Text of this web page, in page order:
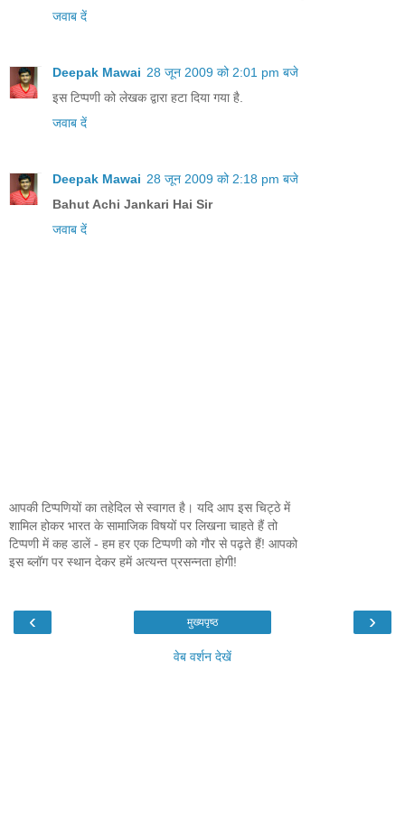
जवाब दें
Deepak Mawai 28 जून 2009 को 2:01 pm बजे
इस टिप्पणी को लेखक द्वारा हटा दिया गया है.
जवाब दें
Deepak Mawai 28 जून 2009 को 2:18 pm बजे
Bahut Achi Jankari Hai Sir
जवाब दें
आपकी टिप्पणियों का तहेदिल से स्वागत है। यदि आप इस चिट्ठे में
शामिल होकर भारत के सामाजिक विषयों पर लिखना चाहते हैं तो
टिप्पणी में कह डालें - हम हर एक टिप्पणी को गौर से पढ़ते हैं! आपको
इस ब्लॉग पर स्थान देकर हमें अत्यन्त प्रसन्नता होगी!
‹ ›
मुख्यपृष्ठ
वेब वर्शन देखें